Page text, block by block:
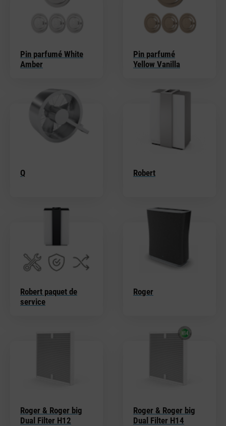
Pin parfumé White
Amber
Pin parfumé
Yellow Vanilla
Q Robert
Robert paquet de
service
Roger
Roger & Roger big
Dual Filter H12
Roger & Roger big
Dual Filter H14